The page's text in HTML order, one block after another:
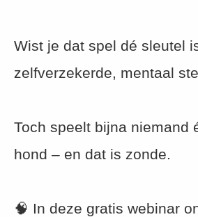
Wist je dat spel dé sleutel
zelfverzekerde, mentaal
Toch speelt bijna niemand
hond – en dat is zonde.
🧠 In deze gratis webinar
de
website-